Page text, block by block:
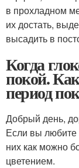
в прохладном
их достать,
высадить в
Когда
покой.
период
Добрый день,
Если вы любите
них как можно
цветением.